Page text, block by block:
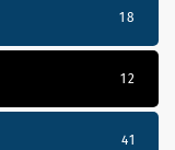
18
12
41